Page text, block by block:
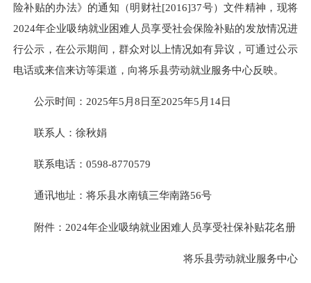
险补贴的办法》的通知（明财社[2016]37号）文件精神，现将
2024年企业吸纳就业困难人员享受社会保险补贴的发放情况进
行公示，在公示期间，群众对以上情况如有异议，可通过公示
电话或来信来访等渠道，向将乐县劳动就业服务中心反映。
公示时间：2025年5月8日至2025年5月14日
联系人：徐秋娟
联系电话：0598-8770579
通讯地址：将乐县水南镇三华南路56号
附件：2024年企业吸纳就业困难人员享受社保补贴花名册
将乐县劳动就业服务中心